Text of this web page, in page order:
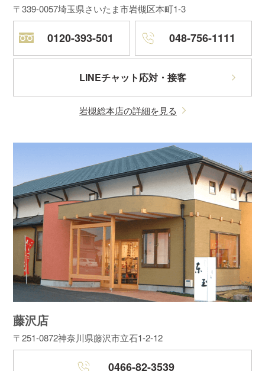
〒339-0057埼玉県さいたま市岩槻区本町1-3
0120-393-501 048-756-1111
LINEチャット応対・接客
岩槻総本店の詳細を見る
藤沢店
〒251-0872神奈川県藤沢市立石1-2-12
0466-82-3539